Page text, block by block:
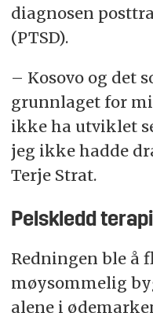
diagnosen
(PTSD).
– Kosovo og det
grunnlaget for
ikke ha utviklet
jeg ikke hadde
Terje Strat.
Pelskledd terapi
Redningen ble å
møysommelig
alene i